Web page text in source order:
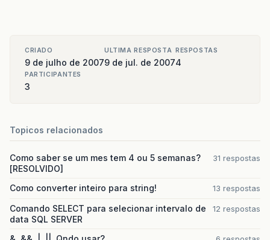
CRIADO
9 de julho de 2007
ULTIMA RESPOSTA
9 de jul. de 2007
RESPOSTAS
4
PARTICIPANTES
3
Topicos relacionados
Como saber se um mes tem 4 ou 5 semanas?
[RESOLVIDO]
31 respostas
Como converter inteiro para string! 13 respostas
Comando SELECT para selecionar intervalo de
data SQL SERVER
12 respostas